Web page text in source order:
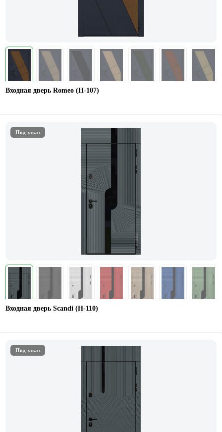
Входная дверь Romeo (Н-107)
Под заказ
Входная дверь Scandi (Н-110)
Под заказ